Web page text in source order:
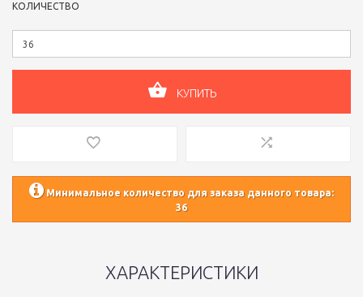
КОЛИЧЕСТВО
КУПИТЬ
Минимальное количество для заказа данного товара:
36
ХАРАКТЕРИСТИКИ